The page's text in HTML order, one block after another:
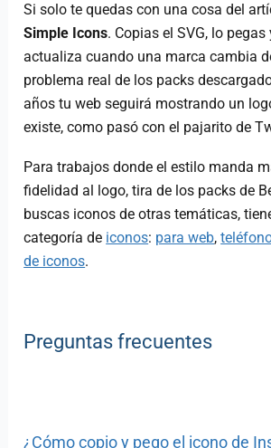
Si solo te quedas con una cosa del
Simple Icons. Copias el SVG, lo
actualiza cuando una marca cambia
problema real de los packs
años tu web seguirá mostrando un
existe, como pasó con el pajarito de
Para trabajos donde el estilo manda
fidelidad al logo, tira de los packs de
buscas iconos de otras temáticas,
categoría de iconos: para web,
de iconos.
Preguntas frecuentes
¿Cómo copio y pego el icono de